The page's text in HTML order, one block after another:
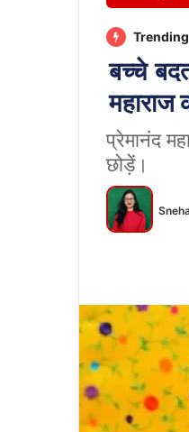
Trending
बच्चे
प्रेमानंद
छोड़ें।